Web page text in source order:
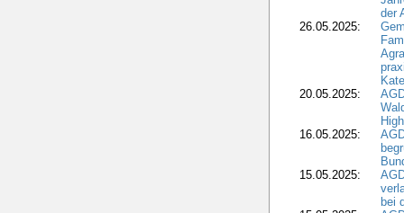
der
26.05.2025:
20.05.2025:
16.05.2025:
15.05.2025:
bei